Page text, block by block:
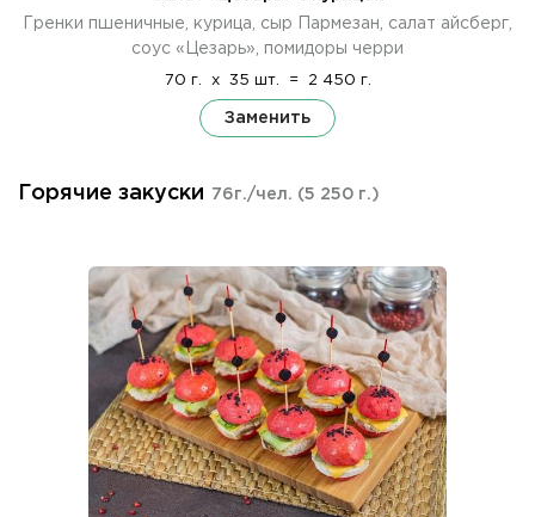
Гренки пшеничные, курица, сыр Пармезан, салат айсберг,
соус «Цезарь», помидоры черри
70 г. x 35 шт. = 2 450 г.
Заменить
Горячие закуски 76г./чел. (5 250 г.)